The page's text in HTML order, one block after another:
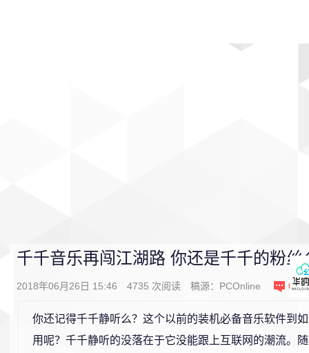
千千音乐再闯江湖路 你还是千千的粉丝
2018年06月26日 15:46 4735 次阅读 稿源： PCOnline 0条
你还记得千千静听么？这个以前的装机必备音乐软件到
用呢？千千静听的没落在于它没能跟上互联网的潮流。